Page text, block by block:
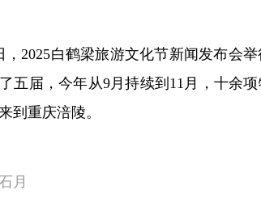
，2025白鹤梁旅游文化节新闻发布会
五届，今年从9月持续到11月，十余
到重庆涪陵。
月